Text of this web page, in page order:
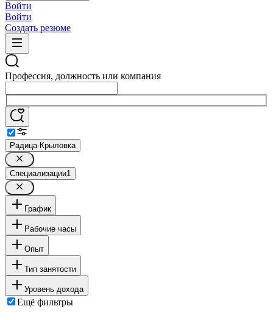
Войти
Войти
Создать резюме
Профессия, должность или компания
Радица-Крыловка
Специализации1
График
Рабочие часы
Опыт
Тип занятости
Уровень дохода
Ещё фильтры